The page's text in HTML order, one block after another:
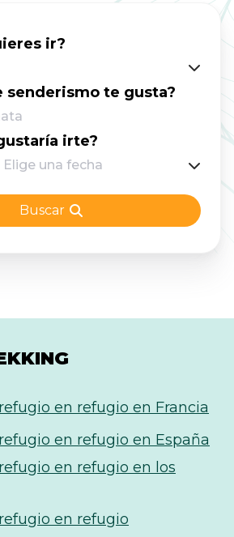
a la altitud y
lo que tienes que hacer
Y confía en nosotros, la
cerveza fría al final - saben
que piensas. ¿Te suena como
¡Vamos!
ir?
senderismo te gusta?
irte?
Elige una fecha
Buscar
en refugio en Francia
en refugio en España
en refugio en los
en refugio